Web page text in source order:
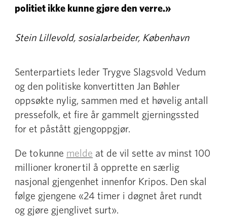
politiet ikke kunne gjøre den verre.»
Stein Lillevold, sosialarbeider, København
Senterpartiets leder Trygve Slagsvold Vedum
og den politiske konvertitten Jan Bøhler
oppsøkte nylig, sammen med et høvelig antall
pressefolk, et fire år gammelt gjerningssted
for et påstått gjengoppgjør.
De to kunne melde at de vil sette av minst 100
millioner kroner til å opprette en særlig
nasjonal gjengenhet innenfor Kripos. Den skal
følge gjengene «24 timer i døgnet året rundt
og gjøre gjenglivet surt».